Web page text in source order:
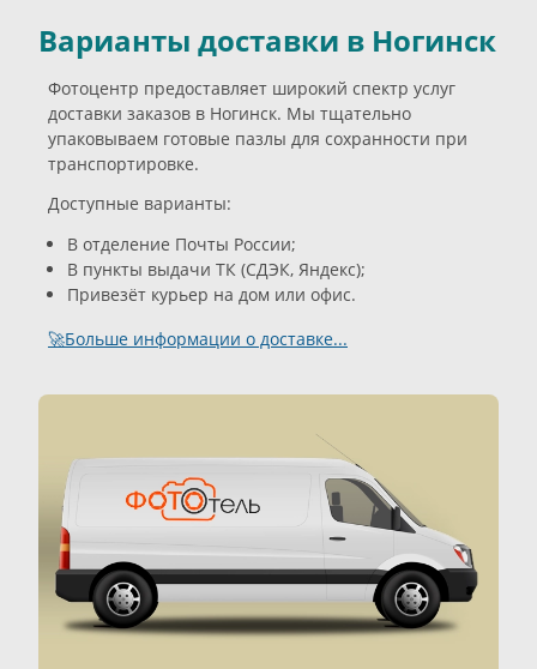
Варианты доставки в Ногинск
Фотоцентр предоставляет широкий спектр услуг
доставки заказов в Ногинск. Мы тщательно
упаковываем готовые пазлы для сохранности при
транспортировке.
Доступные варианты:
В отделение Почты России;
В пункты выдачи ТК (СДЭК, Яндекс);
Привезёт курьер на дом или офис.
🚀Больше информации о доставке...